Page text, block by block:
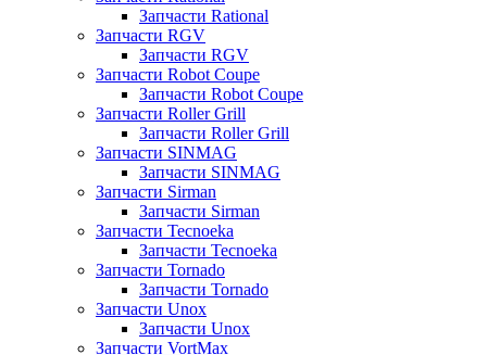
Запчасти Rational
Запчасти RGV
Запчасти RGV
Запчасти Robot Coupe
Запчасти Robot Coupe
Запчасти Roller Grill
Запчасти Roller Grill
Запчасти SINMAG
Запчасти SINMAG
Запчасти Sirman
Запчасти Sirman
Запчасти Tecnoeka
Запчасти Tecnoeka
Запчасти Tornado
Запчасти Tornado
Запчасти Unox
Запчасти Unox
Запчасти VortMax